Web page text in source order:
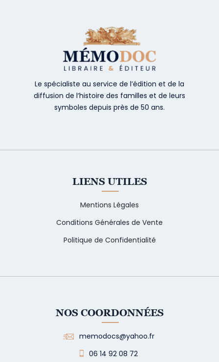
Le spécialiste au service de l’édition et de la
diffusion de l’histoire des familles et de leurs
symboles depuis près de 50 ans.
LIENS UTILES
Mentions Légales
Conditions Générales de Vente
Politique de Confidentialité
NOS COORDONNÉES
memodocs@yahoo.fr
06 14 92 08 72